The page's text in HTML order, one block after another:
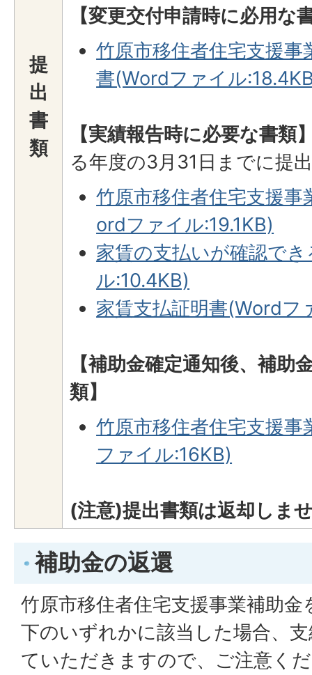
提
出
書
類
【変更交付申請時に必用な
竹原市移住者住宅支援事
書(Wordファイル
【実績報告時に必要な書類
る年度の3月31日までに提
竹原市移住者住宅支援
ordファイル:19.1KB)
家賃の支払いが確認で
ル:10.4KB)
家賃支払証明書(Wordフ
【補助金確定通知後、補助
類】
竹原市移住者住宅支援
ファイル:16KB)
(注意)提出書類は返却しま
補助金の返還
竹原市移住者住宅支援事業補助
下のいずれかに該当した場合、
ていただきますので、ご注意く